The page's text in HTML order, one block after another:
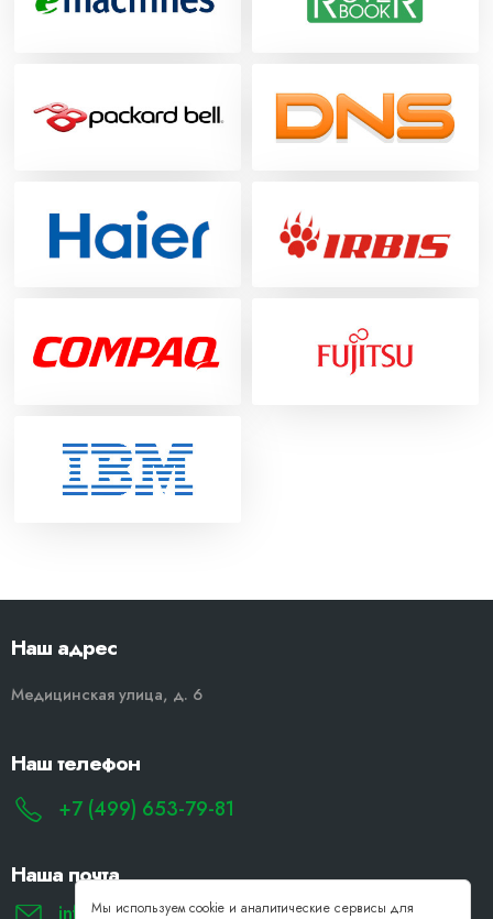
Наш адрес
Медицинская улица, д. 6
Наш телефон
+7 (499) 653-79-81
Наша почта
Мы используем cookie и аналитические сервисы для